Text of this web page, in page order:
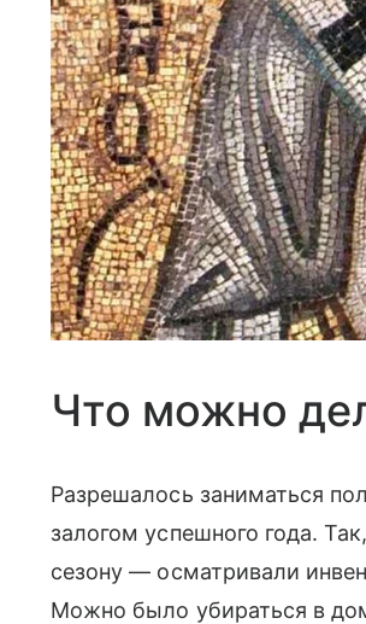
Что можно
Разрешалось заниматься
залогом успешного года.
сезону — осматривали
Можно было убираться в